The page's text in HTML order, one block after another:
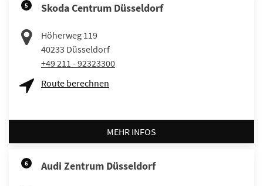
5 Skoda Centrum Düsseldorf
Höherweg 119
40233 Düsseldorf
+49 211 - 92323300
Route berechnen
MEHR INFOS
6 Audi Zentrum Düsseldorf